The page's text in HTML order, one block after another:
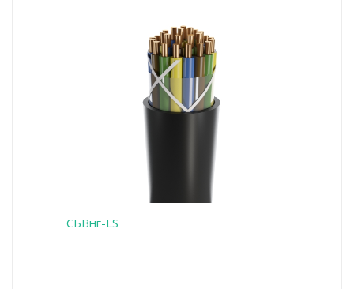
СБВнг-LS